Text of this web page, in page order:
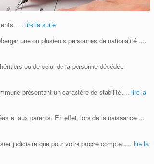
lire la suite
une ou plusieurs personnes de nationalité ….
ou de celui de la personne décédée
présentant un caractère de stabilité…. lire la
et aux parents. En effet, lors de la naissance …
judiciaire que pour votre propre compte….. lire la